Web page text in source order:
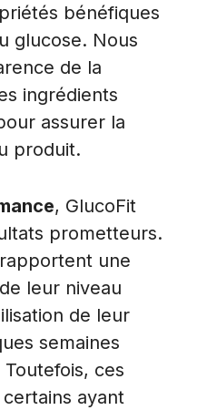
bénéfiques
glucose. Nous
de la
ingrédients
assurer la
produit.
, GlucoFit
prometteurs.
une
leur niveau
de leur
semaines
Toutefois, ces
ayant